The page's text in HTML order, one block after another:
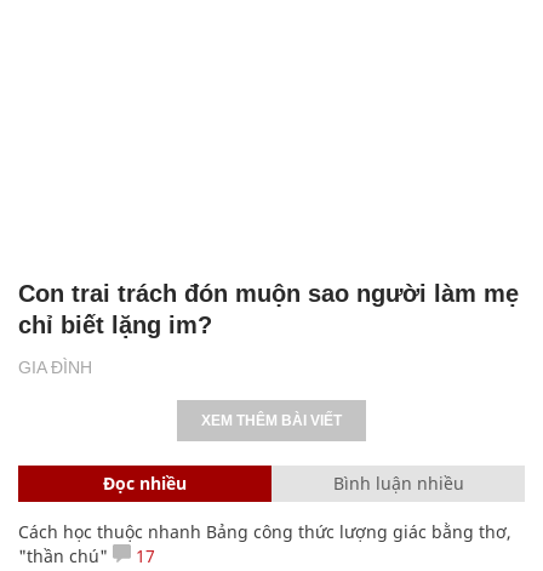
GIA ĐÌNH
Con trai trách đón muộn sao người làm mẹ
chỉ biết lặng im?
XEM THÊM BÀI VIẾT
Đọc nhiều Bình luận nhiều
Cách học thuộc nhanh Bảng công thức lượng giác bằng thơ,
"thần chú"
17